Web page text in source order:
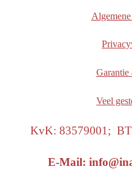
Veel
KvK: 83579001;
E-Mail: